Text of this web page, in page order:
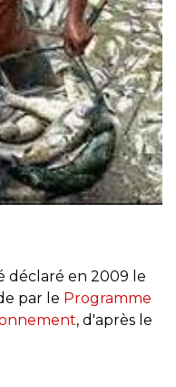
déclaré en 2009 le
par le Programme
, d'après le